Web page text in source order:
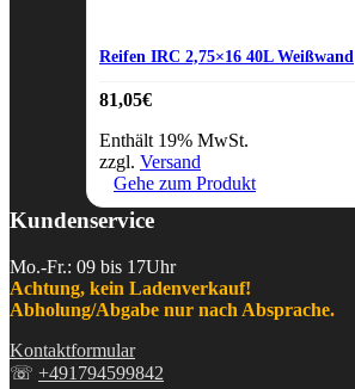
Reifen IRC 2,75×16 40L Weißwand
81,05€
Enthält 19% MwSt.
zzgl. Versand
Gehe zum Produkt
Kundenservice
Mo.-Fr.: 09 bis 17Uhr
Achtung, kein Ladenverkauf!
Abholung/Abgabe nur nach Absprache.
Kontaktformular
☏ +491794599842